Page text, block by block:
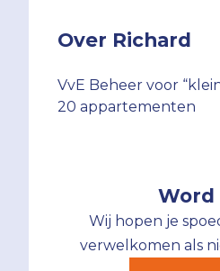
Word
Wij hopen je
verwelkomen als
Over Richard
VvE Beheer voor
20 appartementen